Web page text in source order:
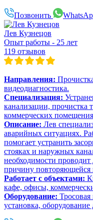
Позвонить
Лев Кузнецов
Опыт работы - 25 лет
119 отзывов
Направления:
видеодиагностика.
Специализация:
канализации, прочистка
коммерческих
Описание: Лев
аварийных ситуациях.
помогает устранить
стояках и наружных
необходимости проводит
причину повторяющейся
Работает с объектами:
кафе, офисы,
Оборудование:
установка,